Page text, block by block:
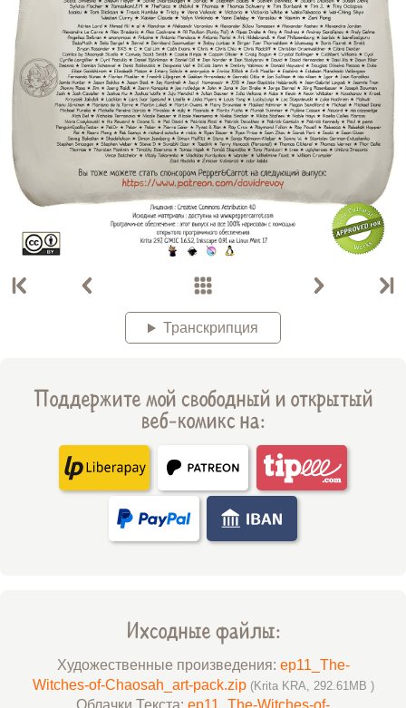
Транскрипция
Поддержите мой свободный и открытый
веб-комикс на:
Ихсодные файлы:
Художественные произведения: ep11_The-
Witches-of-Chaosah_art-pack.zip (Krita KRA, 292.61MB )